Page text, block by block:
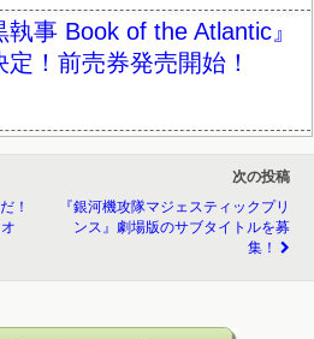
事 Book of the Atlantic』
！前売券発売開始！
！
次の投稿
『銀河機攻隊マジェスティックプリ
ンス』劇場版のサブタイトルを募
集！